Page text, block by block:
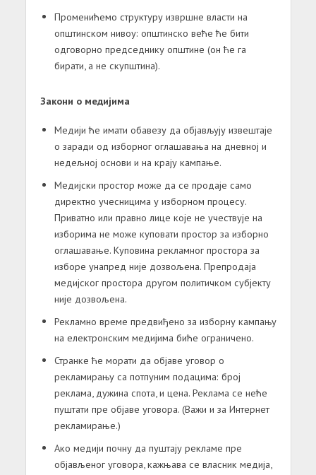
Променићемо структуру извршне власти на
општинском нивоу: општинско веће ће бити
одговорно председнику општине (он ће га
бирати, а не скупштина).
Закони о медијима
Медији ће имати обавезу да објављују извештаје
о заради од изборног оглашавања на дневној и
недељној основи и на крају кампање.
Медијски простор може да се продаје само
директно учесницима у изборном процесу.
Приватно или правно лице које не учествује на
изборима не може куповати простор за изборно
оглашавање. Куповина рекламног простора за
изборе унапред није дозвољена. Препродаја
медијског простора другом политичком субјекту
није дозвољена.
Рекламно време предвиђено за изборну кампању
на електронским медијима биће ограничено.
Странке ће морати да објаве уговор о
рекламирању са потпуним подацима: број
реклама, дужина спота, и цена. Реклама се неће
пуштати пре објаве уговора. (Важи и за Интернет
рекламирање.)
Ако медији почну да пуштају рекламе пре
објављеног уговора, кажњава се власник медија,